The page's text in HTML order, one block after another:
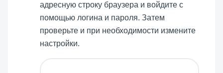
адресную строку браузера и войдите с
помощью логина и пароля. Затем
проверьте и при необходимости измените
настройки.